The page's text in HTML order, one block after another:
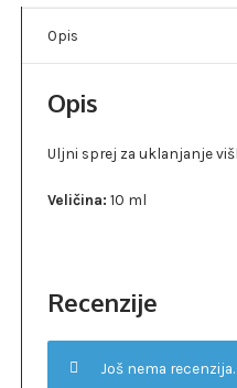
Opis
Opis
Uljni sprej za uklanjanje
Veličina: 10 ml
Recenzije
Još nema recenzija.